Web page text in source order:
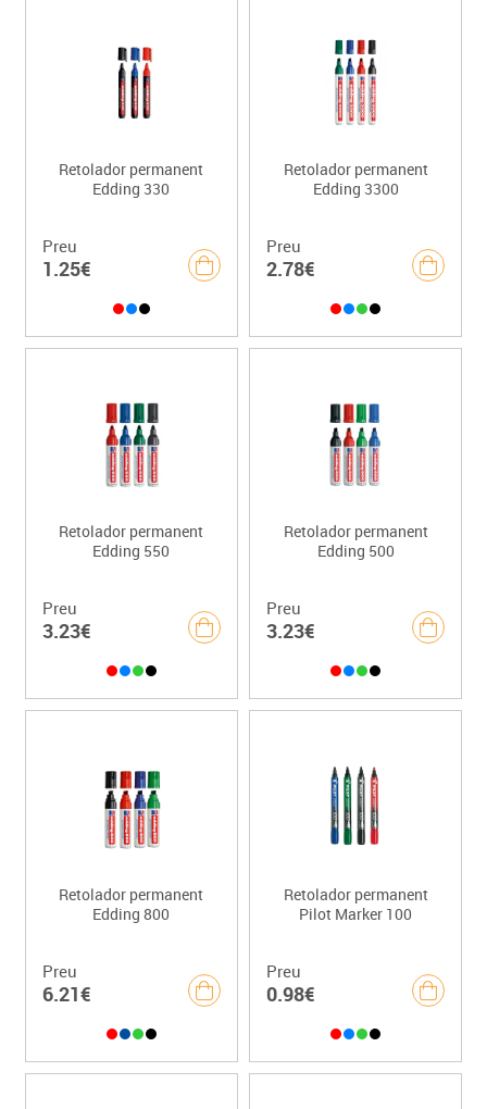
Retolador permanent
Edding 330
Preu
1.25€
Retolador permanent
Edding 3300
Preu
2.78€
Retolador permanent
Edding 550
Preu
3.23€
Retolador permanent
Edding 500
Preu
3.23€
Retolador permanent
Edding 800
Preu
6.21€
Retolador permanent
Pilot Marker 100
Preu
0.98€